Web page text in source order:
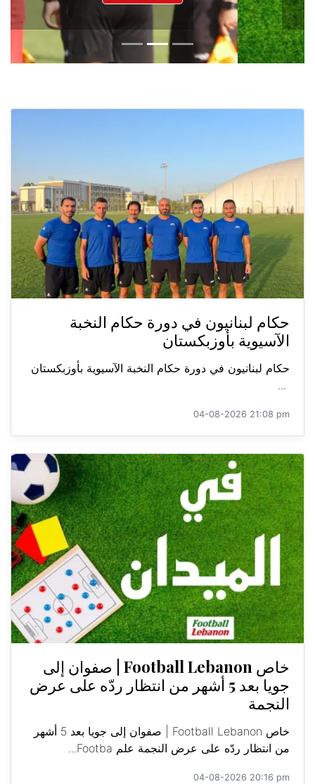
حكام لبنانيون في دورة حكام النخبة
الآسيوية بأوزبكستان
حكام لبنانيون في دورة حكام النخبة الآسيوية بأوزبكستان
...
04-08-2026 21:08 pm
خاص Football Lebanon | صفوان إلى
جويا بعد 5 أشهر من انتظار ردّه على عرض
النجمة
خاص Football Lebanon | صفوان إلى جويا بعد 5 أشهر
من انتظار ردّه على عرض النجمة علم Footba...
04-08-2026 20:16 pm